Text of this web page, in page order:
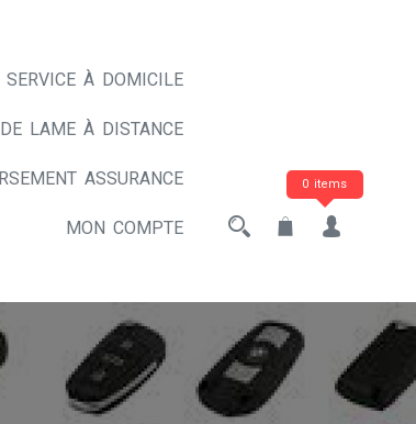
SERVICE À DOMICILE
LAME À DISTANCE
ASSURANCE
MON COMPTE
0 items